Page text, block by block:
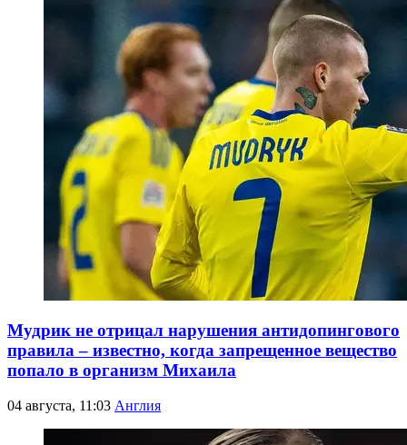
Мудрик не отрицал нарушения антидопингового
правила – известно, когда запрещенное вещество
попало в организм Михаила
04 августа, 11:03 Англия